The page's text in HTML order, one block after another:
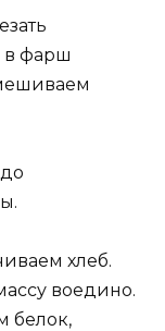
в фарш
хлеб.
воедино.
белок,